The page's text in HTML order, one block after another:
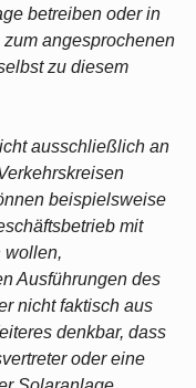
betreiben oder in
angesprochenen
zu diesem
ausschließlich an
beispielsweise
mit
wollen,
Ausführungen des
nicht faktisch aus
denkbar, dass
oder eine